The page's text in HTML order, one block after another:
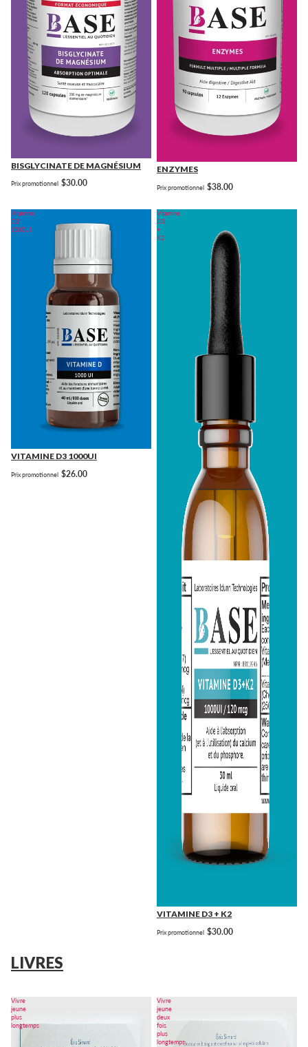
BISGLYCINATE DE MAGNÉSIUM
Prix promotionnel $30.00
ENZYMES
Prix promotionnel $38.00
Vitamine
D3
1000UI
VITAMINE D3 1000UI
Prix promotionnel $26.00
Vitamine
D3
+
K2
VITAMINE D3 + K2
Prix promotionnel $30.00
LIVRES
Vivre
jeune
plus
longtemps
Vivre
jeune
deux
fois
plus
longtemps